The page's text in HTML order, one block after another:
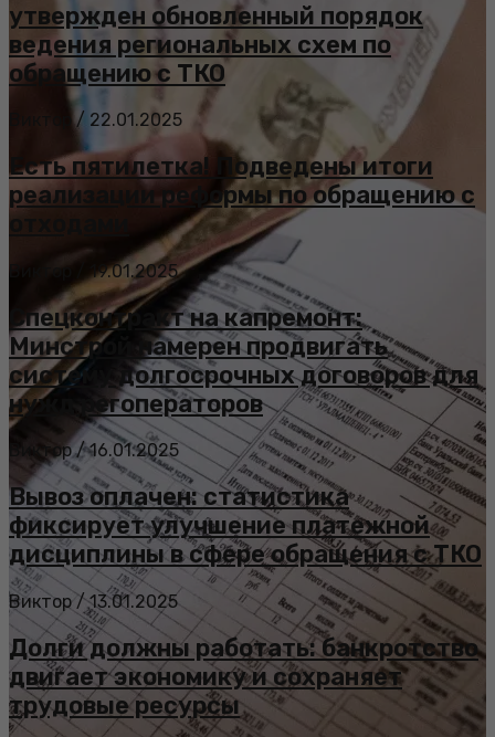
утвержден обновленный порядок
ведения региональных схем по
обращению с ТКО
/ 22.01.2025
Есть пятилетка! Подведены итоги
реализации реформы по обращению с
отходами
19.01.2025
Спецконтракт на капремонт:
Минстрой намерен продвигать
систему долгосрочных договоров для
нужд регоператоров
Виктор / 16.01.2025
Вывоз оплачен: статистика
фиксирует улучшение платежной
дисциплины в сфере обращения с ТКО
Виктор / 13.01.2025
Долги должны работать: банкротство
двигает экономику и сохраняет
трудовые ресурсы